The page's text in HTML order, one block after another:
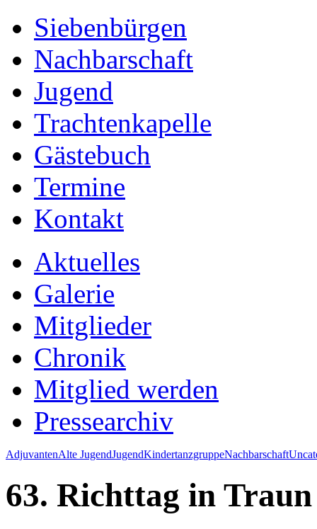
Siebenbürgen
Nachbarschaft
Jugend
Trachtenkapelle
Gästebuch
Termine
Kontakt
Aktuelles
Galerie
Mitglieder
Chronik
Mitglied werden
Pressearchiv
AdjuvantenAlte JugendJugendKindertanzgruppeNachbarschaft
63. Richttag in Traun